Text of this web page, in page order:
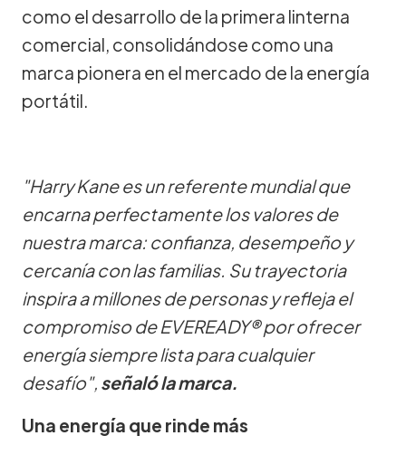
como el desarrollo de la primera linterna
comercial, consolidándose como una
marca pionera en el mercado de la energía
portátil.
"Harry Kane es un referente mundial que
encarna perfectamente los valores de
nuestra marca: confianza, desempeño y
cercanía con las familias. Su trayectoria
inspira a millones de personas y refleja el
compromiso de EVEREADY® por ofrecer
energía siempre lista para cualquier
desafío", señaló la marca.
Una energía que rinde más